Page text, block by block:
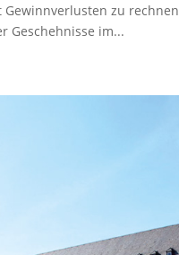
zu
Geschehnisse im...